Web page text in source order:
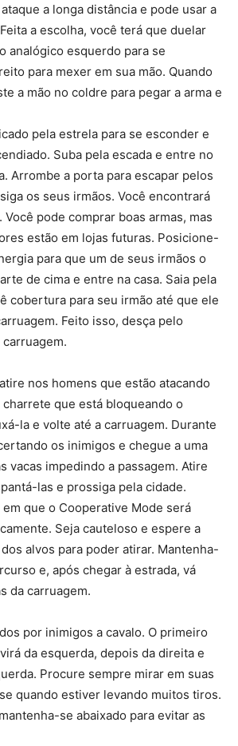
a longa distância e pode usar a
a escolha, você terá que duelar
analógico esquerdo para se
para mexer em sua mão. Quando
a mão no coldre para pegar a arma e
pela estrela para se esconder e
Suba pela escada e entre no
Arrombe a porta para escapar pelos
os seus irmãos. Você encontrará
Você pode comprar boas armas, mas
estão em lojas futuras. Posicione-
para que um de seus irmãos o
de cima e entre na casa. Saia pela
cobertura para seu irmão até que ele
Feito isso, desça pelo
nos homens que estão atacando
que está bloqueando o
la e volte até a carruagem. Durante
os inimigos e chegue a uma
vacas impedindo a passagem. Atire
las e prossiga pela cidade.
que o Cooperative Mode será
Seja cauteloso e espere a
alvos para poder atirar. Mantenha-
e, após chegar à estrada, vá
da carruagem.
por inimigos a cavalo. O primeiro
da esquerda, depois da direita e
Procure sempre mirar em suas
quando estiver levando muitos tiros.
se abaixado para evitar as